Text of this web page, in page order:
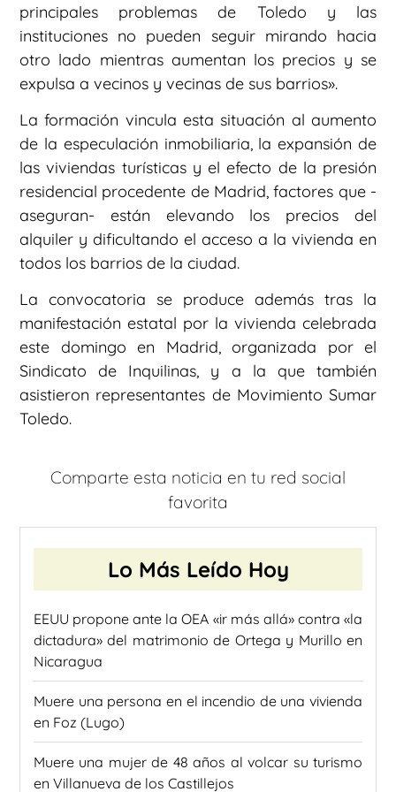
principales problemas de Toledo y las
instituciones no pueden seguir mirando hacia
otro lado mientras aumentan los precios y se
expulsa a vecinos y vecinas de sus barrios».
La formación vincula esta situación al aumento
de la especulación inmobiliaria, la expansión de
las viviendas turísticas y el efecto de la presión
residencial procedente de Madrid, factores que -
aseguran- están elevando los precios del
alquiler y dificultando el acceso a la vivienda en
todos los barrios de la ciudad.
La convocatoria se produce además tras la
manifestación estatal por la vivienda celebrada
este domingo en Madrid, organizada por el
Sindicato de Inquilinas, y a la que también
asistieron representantes de Movimiento Sumar
Toledo.
Comparte esta noticia en tu red social
favorita
Lo Más Leído Hoy
EEUU propone ante la OEA «ir más allá» contra «la
dictadura» del matrimonio de Ortega y Murillo en
Nicaragua
Muere una persona en el incendio de una vivienda
en Foz (Lugo)
Muere una mujer de 48 años al volcar su turismo
en Villanueva de los Castillejos